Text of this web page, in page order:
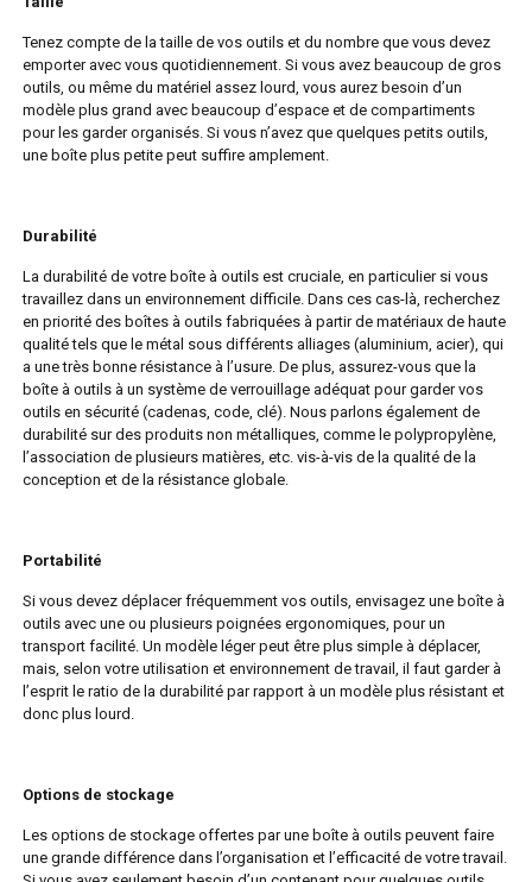
Tenez compte de la taille de vos outils et du nombre que vous devez
emporter avec vous quotidiennement. Si vous avez beaucoup de gros
outils, ou même du matériel assez lourd, vous aurez besoin d’un
modèle plus grand avec beaucoup d’espace et de compartiments
pour les garder organisés. Si vous n’avez que quelques petits outils,
une boîte plus petite peut suffire amplement.
Durabilité
La durabilité de votre boîte à outils est cruciale, en particulier si vous
travaillez dans un environnement difficile. Dans ces cas-là, recherchez
en priorité des boîtes à outils fabriquées à partir de matériaux de haute
qualité tels que le métal sous différents alliages (aluminium, acier), qui
a une très bonne résistance à l’usure. De plus, assurez-vous que la
boîte à outils à un système de verrouillage adéquat pour garder vos
outils en sécurité (cadenas, code, clé). Nous parlons également de
durabilité sur des produits non métalliques, comme le polypropylène,
l’association de plusieurs matières, etc. vis-à-vis de la qualité de la
conception et de la résistance globale.
Portabilité
Si vous devez déplacer fréquemment vos outils, envisagez une boîte à
outils avec une ou plusieurs poignées ergonomiques, pour un
transport facilité. Un modèle léger peut être plus simple à déplacer,
mais, selon votre utilisation et environnement de travail, il faut garder à
l’esprit le ratio de la durabilité par rapport à un modèle plus résistant et
donc plus lourd.
Options de stockage
Les options de stockage offertes par une boîte à outils peuvent faire
une grande différence dans l’organisation et l’efficacité de votre travail.